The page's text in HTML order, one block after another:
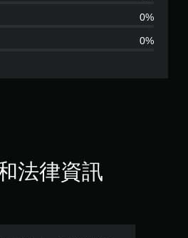
0%
0%
法律資訊